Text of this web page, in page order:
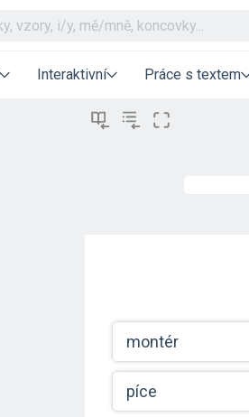
Interaktivní Práce s textem
montér
píce